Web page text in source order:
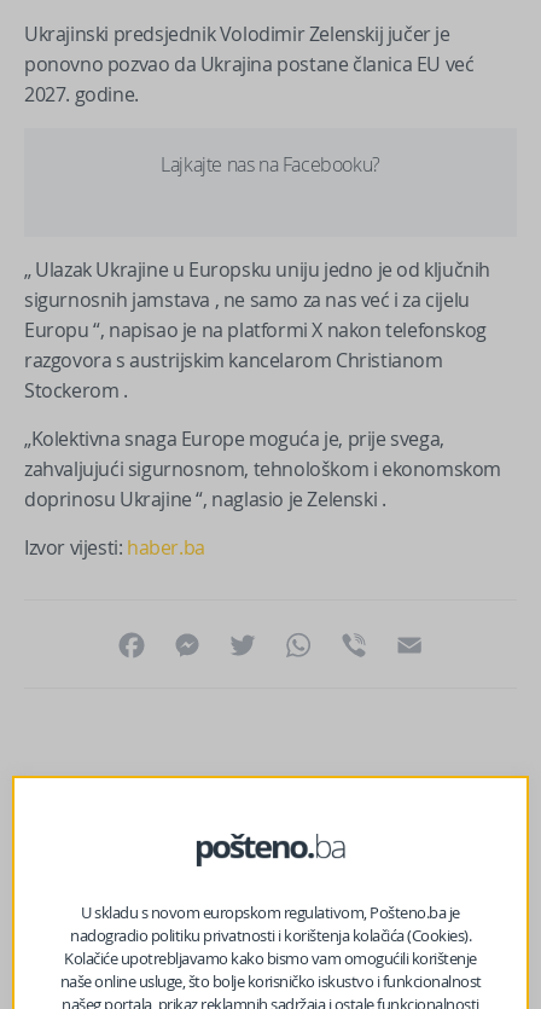
Ukrajinski predsjednik Volodimir Zelenskij jučer je
ponovno pozvao da Ukrajina postane članica EU već
2027. godine.
Lajkajte nas na Facebooku?
„ Ulazak Ukrajine u Europsku uniju jedno je od ključnih
sigurnosnih jamstava , ne samo za nas već i za cijelu
Europu “, napisao je na platformi X nakon telefonskog
razgovora s austrijskim kancelarom Christianom
Stockerom .
„Kolektivna snaga Europe moguća je, prije svega,
zahvaljujući sigurnosnom, tehnološkom i ekonomskom
doprinosu Ukrajine “, naglasio je Zelenski .
Izvor vijesti: haber.ba
FacebookMessenger
Twitter WhatsApp
Viber
U skladu s novom europskom regulativom, Pošteno.ba je
nadogradio politiku privatnosti i korištenja kolačića (Cookies).
Kolačiće upotrebljavamo kako bismo vam omogućili korištenje
naše online usluge, što bolje korisničko iskustvo i funkcionalnost
našeg portala, prikaz reklamnih sadržaja i ostale funkcionalnosti